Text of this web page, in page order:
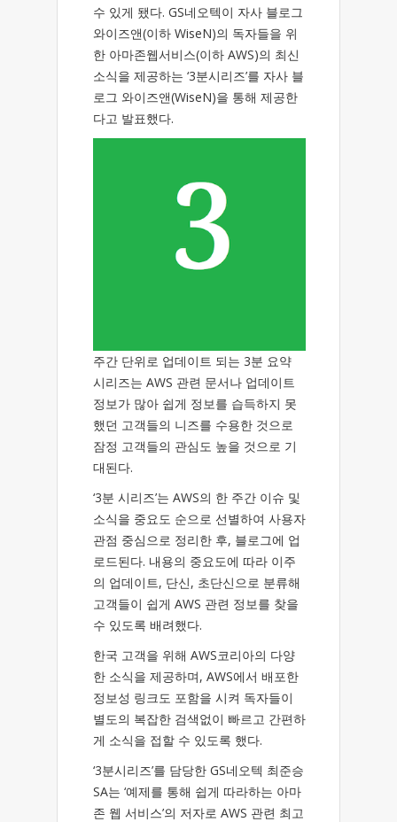
수 있게 됐다. GS네오텍이 자사 블로그
와이즈앤(이하 WiseN)의 독자들을 위
한 아마존웹서비스(이하 AWS)의 최신
소식을 제공하는 ‘3분시리즈’를 자사 블
로그 와이즈앤(WiseN)을 통해 제공한
다고 발표했다.
주간 단위로 업데이트 되는 3분 요약
시리즈는 AWS 관련 문서나 업데이트
정보가 많아 쉽게 정보를 습득하지 못
했던 고객들의 니즈를 수용한 것으로
잠정 고객들의 관심도 높을 것으로 기
대된다.
‘3분 시리즈’는 AWS의 한 주간 이슈 및
소식을 중요도 순으로 선별하여 사용자
관점 중심으로 정리한 후, 블로그에 업
로드된다. 내용의 중요도에 따라 이주
의 업데이트, 단신, 초단신으로 분류해
고객들이 쉽게 AWS 관련 정보를 찾을
수 있도록 배려했다.
한국 고객을 위해 AWS코리아의 다양
한 소식을 제공하며, AWS에서 배포한
정보성 링크도 포함을 시켜 독자들이
별도의 복잡한 검색없이 빠르고 간편하
게 소식을 접할 수 있도록 했다.
‘3분시리즈’를 담당한 GS네오텍 최준승
SA는 ‘예제를 통해 쉽게 따라하는 아마
존 웹 서비스’의 저자로 AWS 관련 최고